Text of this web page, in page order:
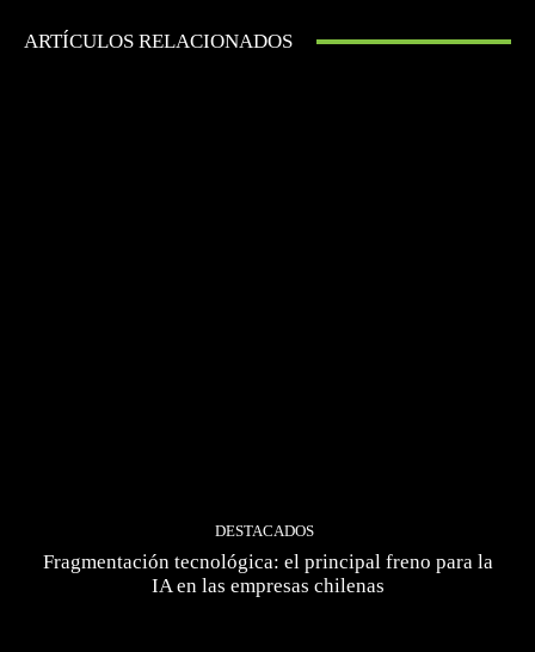
ARTÍCULOS RELACIONADOS
DESTACADOS
Fragmentación tecnológica: el principal freno para la
IA en las empresas chilenas